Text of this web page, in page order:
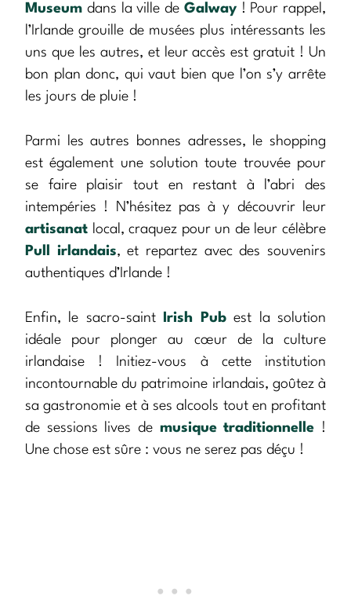
Museum dans la ville de Galway! Pour rappel,
l’Irlande grouille de musées plus intéressants les
uns que les autres, et leur accès est gratuit ! Un
bon plan donc, qui vaut bien que l’on s’y arrête
les jours de pluie !
Parmi les autres bonnes adresses, le shopping
est également une solution toute trouvée pour
se faire plaisir tout en restant à l’abri des
intempéries ! N’hésitez pas à y découvrir leur
artisanat local, craquez pour un de leur célèbre
Pull irlandais, et repartez avec des souvenirs
authentiques d’Irlande !
Enfin, le sacro-saint Irish Pubest la solution
idéale pour plonger au cœur de la culture
irlandaise ! Initiez-vous à cette institution
incontournable du patrimoine irlandais, goûtez à
sa gastronomie et à ses alcools tout en profitant
de sessions lives de musique traditionnelle !
Une chose est sûre : vous ne serez pas déçu !